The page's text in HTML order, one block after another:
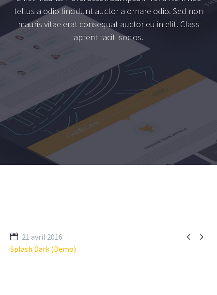
tellus a odio tincidunt auctor a ornare odio. Sed non
mauris vitae erat consequat auctor eu in elit. Class
aptent taciti socios.
 
21 avril 2016
Splash Dark (Demo)